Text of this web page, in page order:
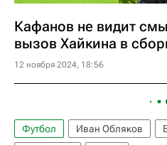
Кафанов не видит
вызов Хайкина в
12 ноября 2024, 18:56
Футбол Иван Обляков